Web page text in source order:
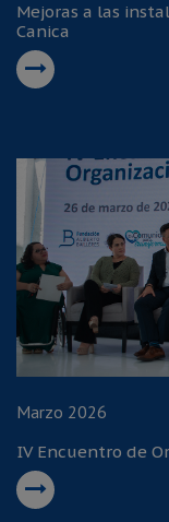
Mejoras a las
Canica
Marzo 2026
IV Encuentro de